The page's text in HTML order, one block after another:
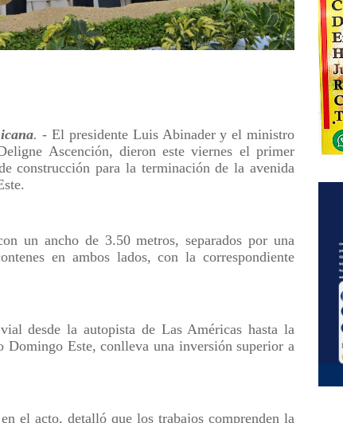
. - El presidente Luis Abinader y el ministro
Ascención, dieron este viernes el primer
construcción para la terminación de la avenida
un ancho de 3.50 metros, separados por una
en ambos lados, con la correspondiente
desde la autopista de Las Américas hasta la
Este, conlleva una inversión superior a
el acto, detalló que los trabajos comprenden la